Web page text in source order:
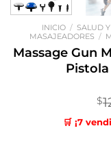
INICIO / SALUD
MASAJEADORES /
Massage Gun
$
🛒 ¡7